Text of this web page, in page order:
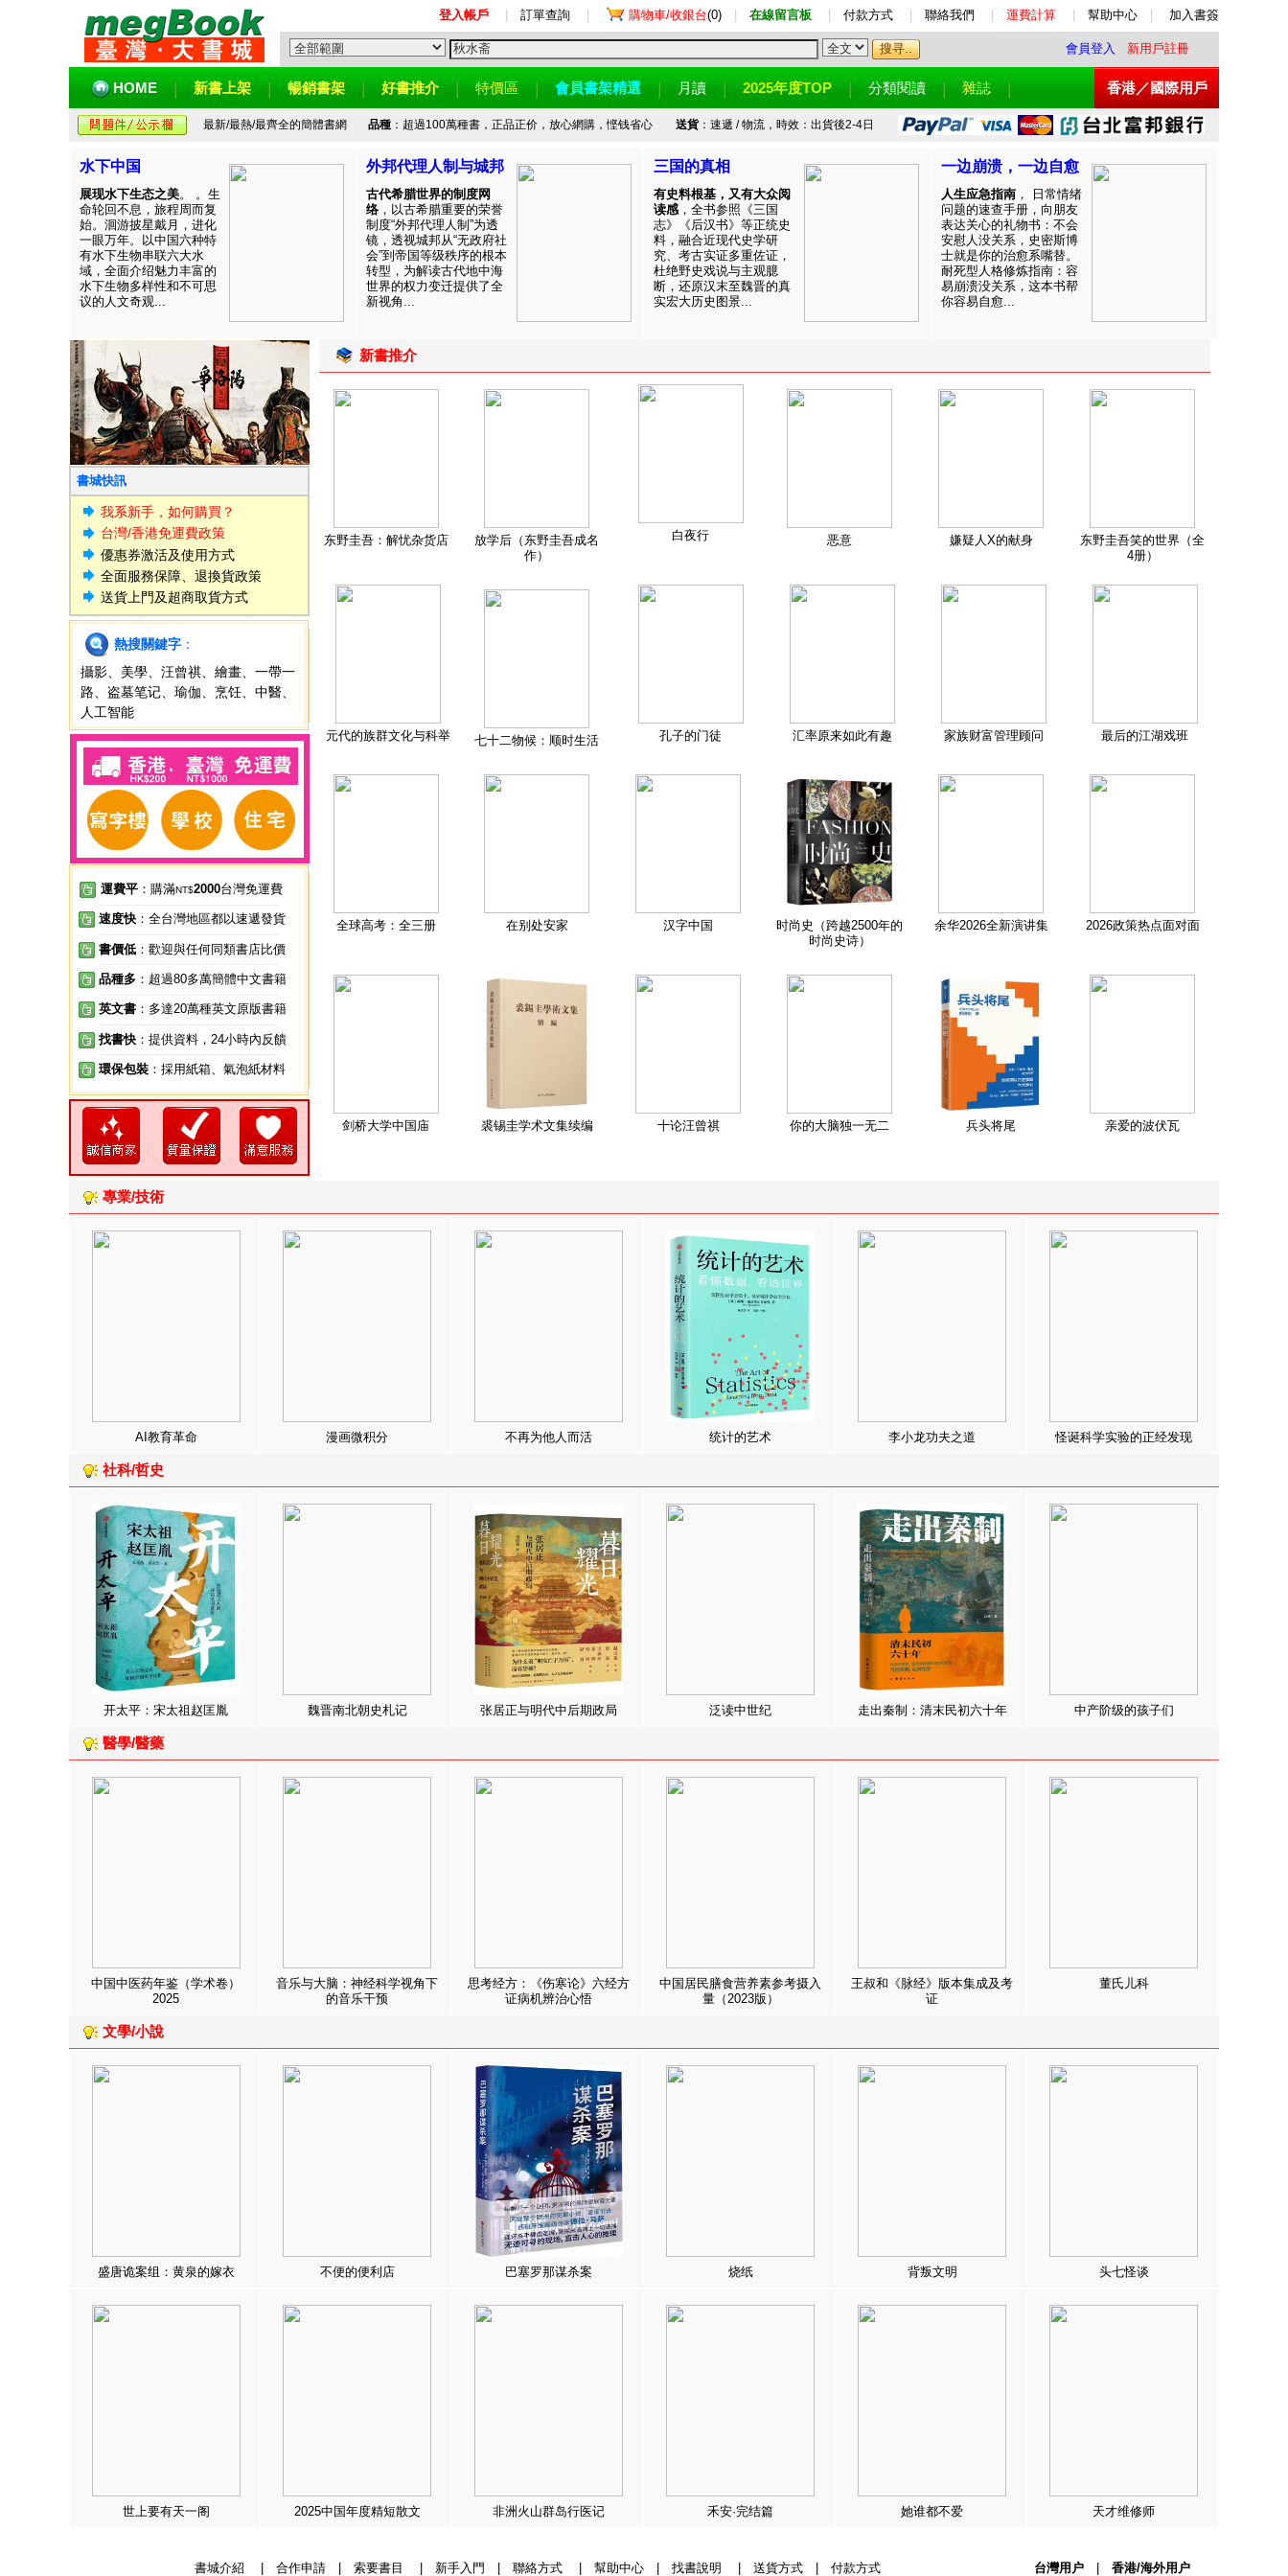
登入帳戶 訂單查詢 購物車/收銀台(0) 在線留言板 付款方式 聯絡我們 運費計算 幫助中心 加入書簽
會員登入 新用戶註冊
HOME 新書上架 暢銷書架 好書推介 特價區 會員書架精選 月讀 2025年度TOP 分類閱讀 雜誌 香港／國際用戶
最新/最熱/最齊全的簡體書網 品種：超過100萬種書，正品正价，放心網購，悭钱省心 送貨：速遞 / 物流，時效：出貨後2-4日
水下中国
展现水下生态之美。 。生
命轮回不息，旅程周而复
始。洄游披星戴月，进化
一眼万年。以中国六种特
有水下生物串联六大水
域，全面介绍魅力丰富的
水下生物多样性和不可思
议的人文奇观...
外邦代理人制与城邦
古代希腊世界的制度网
络 ，以古希腊重要的荣誉
制度“外邦代理人制”为透
镜，透视城邦从“无政府社
会”到帝国等级秩序的根本
转型，为解读古代地中海
世界的权力变迁提供了全
新视角...
三国的真相
有史料根基，又有大众阅
读感 ，全书参照《三国
志》《后汉书》等正统史
料，融合近现代史学研
究、考古实证多重佐证，
杜绝野史戏说与主观臆
断，还原汉末至魏晋的真
实宏大历史图景...
一边崩溃，一边自愈
人生应急指南 ， 日常情绪
问题的速查手册，向朋友
表达关心的礼物书：不会
安慰人没关系，史密斯博
士就是你的治愈系嘴替。
耐死型人格修炼指南：容
易崩溃没关系，这本书帮
你容易自愈...
書城快訊
我系新手，如何購買？
台灣/香港免運費政策
優惠券激活及使用方式
全面服務保障、退換貨政策
送貨上門及超商取貨方式
熱搜關鍵字 ：
攝影
美學 汪曾祺 繪畫
一帶一
路
盗墓笔记 瑜伽 烹饪 中醫
人工智能
運費平 ：購滿NT$2000台灣免運費
速度快 ：全台灣地區都以速遞發貨
書價低 ：歡迎與任何同類書店比價
品種多 ：超過80多萬簡體中文書籍
英文書 ：多達20萬種英文原版書籍
找書快 ：提供資料，24小時內反饋
環保包裝 ：採用紙箱、氣泡紙材料
新書推介
东野圭吾：解忧杂货店
放学后（东野圭吾成名
作）
白夜行 恶意 嫌疑人X的献身
东野圭吾笑的世界（全
4册）
元代的族群文化与科举 七十二物候：顺时生活 孔子的门徒 汇率原来如此有趣 家族财富管理顾问 最后的江湖戏班
全球高考：全三册 在别处安家 汉字中国
时尚史（跨越2500年的
时尚史诗）
余华2026全新演讲集 2026政策热点面对面
剑桥大学中国庙 裘锡圭学术文集续编 十论汪曾祺 你的大脑独一无二 兵头将尾 亲爱的波伏瓦
專業/技術
AI教育革命 漫画微积分 不再为他人而活 统计的艺术 李小龙功夫之道 怪诞科学实验的正经发现
社科/哲史
开太平：宋太祖赵匡胤 魏晋南北朝史札记 张居正与明代中后期政局 泛读中世纪 走出秦制：清末民初六十年 中产阶级的孩子们
醫學/醫藥
中国中医药年鉴（学术卷）
2025
音乐与大脑：神经科学视角下
的音乐干预
思考经方：《伤寒论》六经方
证病机辨治心悟
中国居民膳食营养素参考摄入
量（2023版）
王叔和《脉经》版本集成及考
证
董氏儿科
文學/小說
盛唐诡案组：黄泉的嫁衣 不便的便利店 巴塞罗那谋杀案 烧纸 背叛文明 头七怪谈
世上要有天一阁 2025中国年度精短散文 非洲火山群岛行医记 禾安·完结篇 她谁都不爱 天才维修师
書城介紹 合作申請| 索要書目 新手入門 聯絡方式| 幫助中心| 找書說明 送貨方式| 付款方式 台灣用户 香港/海外用户